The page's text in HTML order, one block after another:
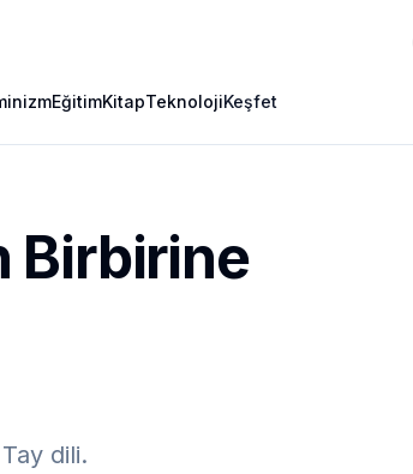
EğitimKitapTeknolojiKeşfet
Birbirine
dili.